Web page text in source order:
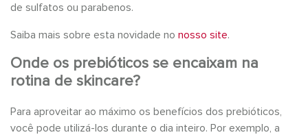
de sulfatos ou parabenos.
Saiba mais sobre esta novidade no nosso site.
Onde os prebióticos se encaixam na
rotina de skincare?
Para aproveitar ao máximo os benefícios dos prebióticos,
você pode utilizá-los durante o dia inteiro. Por exemplo, a